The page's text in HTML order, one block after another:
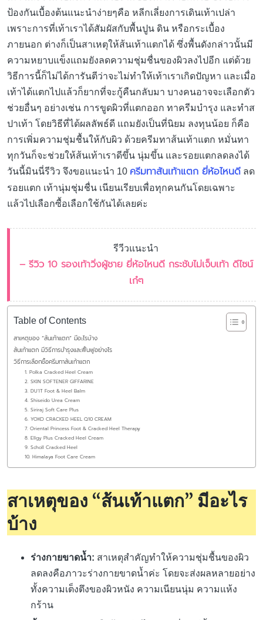
ป้องกันเบื้องต้นแนะนำง่ายๆคือ หลีกเลี่ยงการเดินเท้าเปล่า
เพราะการที่เท้าเราได้สัมผัสกับพื้นปูน ดิน หรือกระเบื้อง
ภายนอก ต่างก็เป็นสาเหตุให้ส้นเท้าแตกได้ ซึ่งพื้นดังกล่าวนั้นมี
ความหยาบแข็งแถมยังลดความชุ่มชื่นของผิวลงไปอีก แต่ด้วย
วิธีการนี้ก็ไม่ได้การันตีว่าจะไม่ทำให้เท้าเราเกิดปัญหา และเมื่อ
เท้าได้แตกไปแล้วก็ยากที่จะกู้คืนกลับมา บางคนอาจจะเลือกตัว
ช่วยอื่นๆ อย่างเช่น การขูดผิวที่แตกออก ทาครีมบำรุง และทำส
ปาเท้า โดยวิธีที่ได้ผลลัพธ์ดี แถมยังเป็นที่นิยม ลงทุนน้อย ก็คือ
การเพิ่มความชุ่มชื้นให้กับผิว ด้วยครีมทาส้นเท้าแตก หมั่นทา
ทุกวันก็จะช่วยให้ส้นเท้าเราดีขึ้น นุ่มขึ้น และรอยแตกลดลงได้
วันนี้มินนี่รีวิว จึงขอแนะนำ 10 ครีมทาส้นเท้าแตก ยี่ห้อไหนดี ลด
รอยแตก เท้านุ่มชุ่มชื่น เนียนเรียบเพื่อทุกคนกันโดยเฉพาะ
แล้วไปเลือกซื้อเลือกใช้กันได้เลยค่ะ
รีวีวแนะนำ
– รีวิว 10 รองเท้าวิ่งผู้ชาย ยี่ห้อไหนดี กระชับไม่เจ็บเท้า ดีไซน์
เก๋ๆ
Table of Contents
สาเหตุของ “ส้นเท้าแตก” มีอะไรบ้าง
ส้นเท้าแตก มีวิธีการบำรุงและฟื้นฟูอย่างไร
วิธีการเลือกซื้อครีมทาส้นเท้าแตก
1. Polka Cracked Heel Cream
2. SKIN SOFTENER GIFFARINE
3. DU’IT Foot & Heel Balm
4. Shiseido Urea Cream
5. Siriraj Soft Care Plus
6. YOKO CRACKED HEEL Q10 CREAM
7. Oriental Princess Foot & Cracked Heel Therapy
8. Ellgy Plus Cracked Heel Cream
9. Scholl Cracked Heel
10. Himalaya Foot Care Cream
สาเหตุของ “ส้นเท้าแตก” มีอะไร
บ้าง
ร่างกายขาดน้ำ: สาเหตุสำคัญทำให้ความชุ่มชื้นของผิว
ลดลงคือภาวะร่างกายขาดน้ำค่ะ โดยจะส่งผลหลายอย่าง
ทั้งความเต็งตึงของผิวหนัง ความเนียนนุ่ม ความแห้ง
กร้าน